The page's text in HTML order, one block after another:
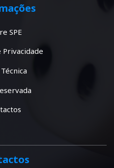
SPE
Privacidade